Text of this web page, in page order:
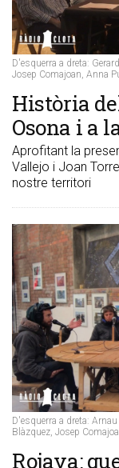
D'esquerra a dreta:
Josep Comajoan, Anna
Història
Osona i a
Aprofitant la
Vallejo i Joan
nostre territori
D'esquerra a dreta:
Blàzquez, Josep
Rojava: